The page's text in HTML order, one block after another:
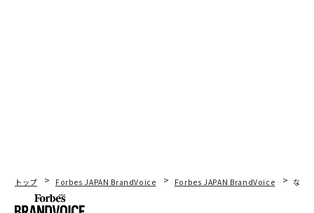
トップ Forbes JAPAN BrandVoice Forbes JAPAN BrandVoice なぜ